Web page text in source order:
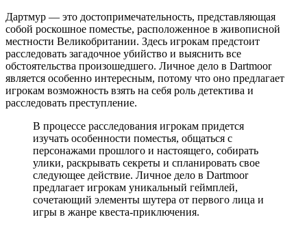
Дартмур — это достопримечательность, представляющая
собой роскошное поместье, расположенное в живописной
местности Великобритании. Здесь игрокам предстоит
расследовать загадочное убийство и выяснить все
обстоятельства произошедшего. Личное дело в Dartmoor
является особенно интересным, потому что оно предлагает
игрокам возможность взять на себя роль детектива и
расследовать преступление.
В процессе расследования игрокам придется
изучать особенности поместья, общаться с
персонажами прошлого и настоящего, собирать
улики, раскрывать секреты и спланировать свое
следующее действие. Личное дело в Dartmoor
предлагает игрокам уникальный геймплей,
сочетающий элементы шутера от первого лица и
игры в жанре квеста-приключения.